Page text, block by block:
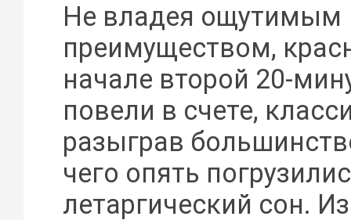
Не владея ощутимым
преимуществом,
начале второй 20-
повели в счете,
разыграв
чего опять
летаргический сон.